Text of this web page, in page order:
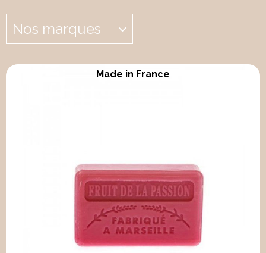
Nos marques
Made in France